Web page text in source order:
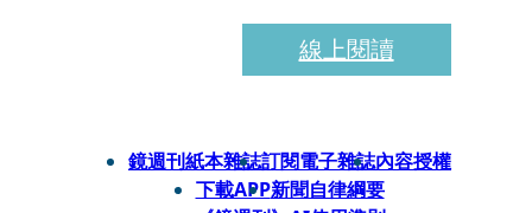
線上閱讀
鏡週刊紙本雜誌訂閱電子雜誌內容授權
下載APP新聞自律綱要